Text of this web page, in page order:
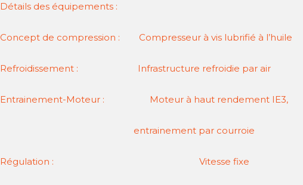
Détails des équipements :
Concept de compression : Compresseur à vis lubrifié à l’huile
Refroidissement : Infrastructure refroidie par air
Entrainement-Moteur : Moteur à haut rendement IE3,
entrainement par courroie
Régulation : Vitesse fixe